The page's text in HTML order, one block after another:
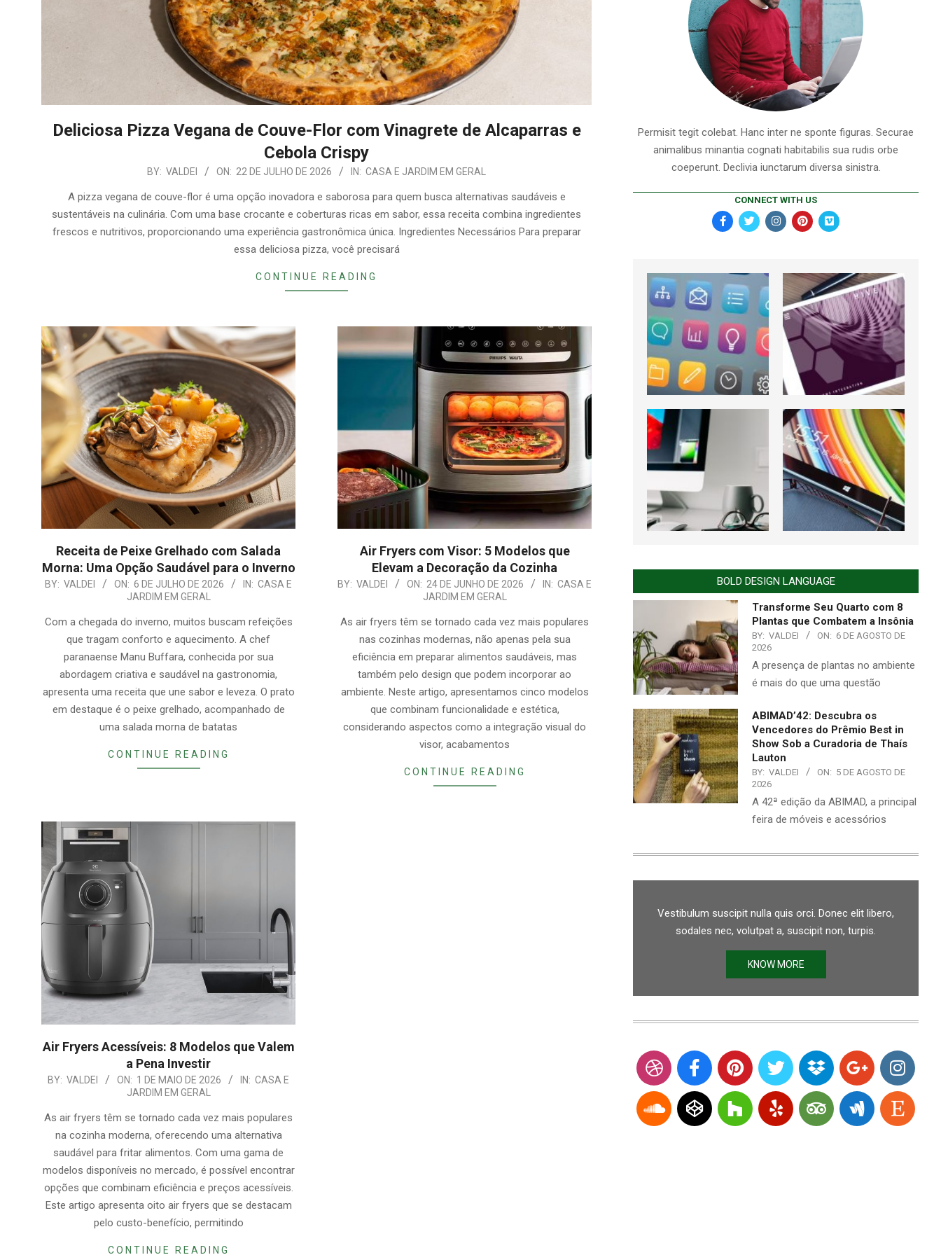
Deliciosa Pizza Vegana de Couve-Flor com Vinagrete de Alcaparras e
Cebola Crispy
BY: VALDEI ON: 22 DE JULHO DE 2026 IN: CASA E JARDIM EM GERAL
A pizza vegana de couve-flor é uma opção inovadora e saborosa para quem busca alternativas saudáveis e
sustentáveis na culinária. Com uma base crocante e coberturas ricas em sabor, essa receita combina ingredientes
frescos e nutritivos, proporcionando uma experiência gastronômica única. Ingredientes Necessários Para preparar
essa deliciosa pizza, você precisará
CONTINUE READING
Receita de Peixe Grelhado com Salada
Morna: Uma Opção Saudável para o Inverno
2026-
06
BY: VALDEI ON: 6 DE JULHO DE 2026 IN: CASA E
JARDIM EM GERAL
Com a chegada do inverno, muitos buscam refeições
que tragam conforto e aquecimento. A chef
paranaense Manu Buffara, conhecida por sua
abordagem criativa e saudável na gastronomia,
apresenta uma receita que une sabor e leveza. O prato
em destaque é o peixe grelhado, acompanhado de
uma salada morna de batatas
CONTINUE READING
Air Fryers com Visor: 5 Modelos que
Elevam a Decoração da Cozinha
2026-
24
BY: VALDEI ON: 24 DE JUNHO DE 2026 IN: CASA E
JARDIM EM GERAL
As air fryers têm se tornado cada vez mais populares
nas cozinhas modernas, não apenas pela sua
eficiência em preparar alimentos saudáveis, mas
também pelo design que podem incorporar ao
ambiente. Neste artigo, apresentamos cinco modelos
que combinam funcionalidade e estética,
considerando aspectos como a integração visual do
visor, acabamentos
CONTINUE READING
Air Fryers Acessíveis: 8 Modelos que Valem
a Pena Investir
2026-
01
BY: VALDEI ON: 1 DE MAIO DE 2026 IN: CASA E
JARDIM EM GERAL
As air fryers têm se tornado cada vez mais populares
na cozinha moderna, oferecendo uma alternativa
saudável para fritar alimentos. Com uma gama de
modelos disponíveis no mercado, é possível encontrar
opções que combinam eficiência e preços acessíveis.
Este artigo apresenta oito air fryers que se destacam
pelo custo-benefício, permitindo
CONTINUE READING
Permisit tegit colebat. Hanc inter ne sponte figuras. Securae
animalibus minantia cognati habitabilis sua rudis orbe
coeperunt. Declivia iunctarum diversa sinistra.
CONNECT WITH US
BOLD DESIGN LANGUAGE
Transforme Seu Quarto com 8
Plantas que Combatem a Insônia
BY: VALDEI ON: 6 DE AGOSTO DE
2026
A presença de plantas no ambiente
é mais do que uma questão
ABIMAD’42: Descubra os
Vencedores do Prêmio Best in
Show Sob a Curadoria de Thaís
Lauton
BY: VALDEI ON: 5 DE AGOSTO DE
2026
A 42ª edição da ABIMAD, a principal
feira de móveis e acessórios
Vestibulum suscipit nulla quis orci. Donec elit libero,
sodales nec, volutpat a, suscipit non, turpis.
KNOW MORE